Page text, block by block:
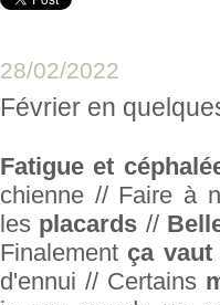
28/02/2022
Février en
Fatigue et
chienne // Faire à
les placards //
Finalement ça
d'ennui // Certains